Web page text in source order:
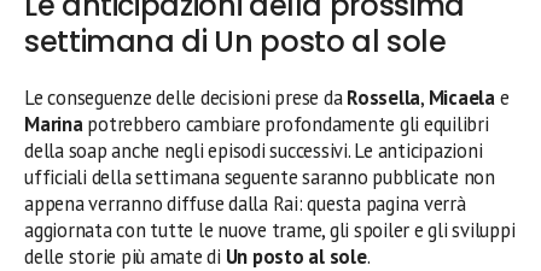
settimana di Un posto al sole
Le conseguenze delle decisioni prese daRossella, Micaelae
Marinapotrebbero cambiare profondamente gli equilibri
della soap anche negli episodi successivi. Le anticipazioni
ufficiali della settimana seguente saranno pubblicate non
appena verranno diffuse dalla Rai: questa pagina verrà
aggiornata con tutte le nuove trame, gli spoiler e gli sviluppi
delle storie più amate di Un posto al sole.